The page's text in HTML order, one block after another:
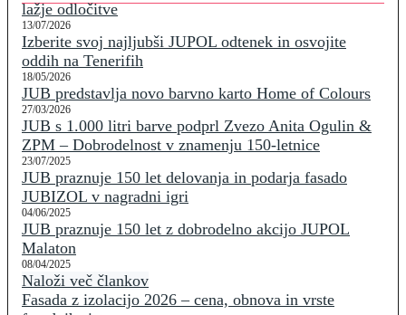
lažje odločitve
13/07/2026
Izberite svoj najljubši JUPOL odtenek in osvojite
oddih na Tenerifih
18/05/2026
JUB predstavlja novo barvno karto Home of Colours
27/03/2026
JUB s 1.000 litri barve podprl Zvezo Anita Ogulin &
ZPM – Dobrodelnost v znamenju 150-letnice
23/07/2025
JUB praznuje 150 let delovanja in podarja fasado
JUBIZOL v nagradni igri
04/06/2025
JUB praznuje 150 let z dobrodelno akcijo JUPOL
Malaton
08/04/2025
Naloži več člankov
Fasada z izolacijo 2026 – cena, obnova in vrste